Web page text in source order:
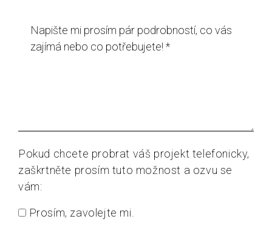
Pokud chcete probrat váš projekt telefonicky,
zaškrtněte prosím tuto možnost a ozvu se
vám:
Prosím, zavolejte mi.